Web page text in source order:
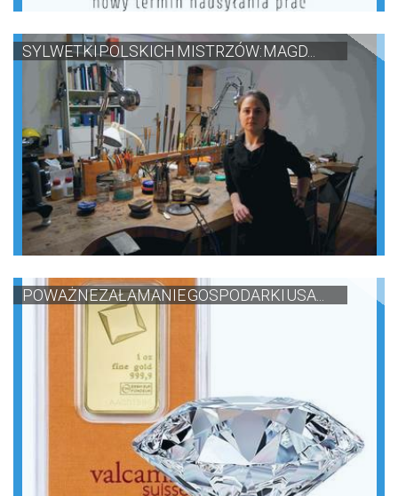
SYLWETKI POLSKICH MISTRZÓW: MAGD...
POWAŻNE ZAŁAMANIE GOSPODARKI USA...